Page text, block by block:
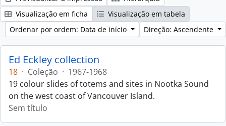
Visualização em ficha
Visualização em tabela
Ordenar por ordem: Data de início
Direção: Ascendente
Ed Eckley collection
18 · Coleção · 1967-1968
19 colour slides of totems and sites in Nootka Sound
on the west coast of Vancouver Island.
Sem título